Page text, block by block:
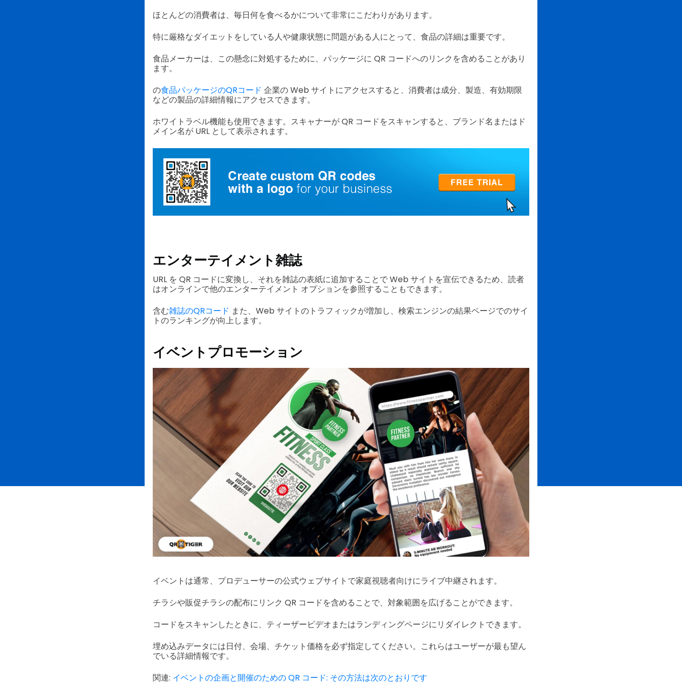
ほとんどの消費者は、毎日何を食べるかについて非常にこだわりがあります。
特に厳格なダイエットをしている人や健康状態に問題がある人にとって、食品の詳細は重要です。
食品メーカーは、この懸念に対処するために、パッケージに QR コードへのリンクを含めることがあり
ます。
の食品パッケージのQRコード 企業の Web サイトにアクセスすると、消費者は成分、製造、有効期限
などの製品の詳細情報にアクセスできます。
ホワイトラベル機能も使用できます。スキャナーが QR コードをスキャンすると、ブランド名またはド
メイン名が URL として表示されます。
エンターテイメント雑誌
URL を QR コードに変換し、それを雑誌の表紙に追加することで Web サイトを宣伝できるため、読者
はオンラインで他のエンターテイメント オプションを参照することもできます。
含む雑誌のQRコード また、Web サイトのトラフィックが増加し、検索エンジンの結果ページでのサイ
トのランキングが向上します。
イベントプロモーション
イベントは通常、プロデューサーの公式ウェブサイトで家庭視聴者向けにライブ中継されます。
チラシや販促チラシの配布にリンク QR コードを含めることで、対象範囲を広げることができます。
コードをスキャンしたときに、ティーザービデオまたはランディングページにリダイレクトできます。
埋め込みデータには日付、会場、チケット価格を必ず指定してください。これらはユーザーが最も望ん
でいる詳細情報です。
関連: イベントの企画と開催のための QR コード: その方法は次のとおりです